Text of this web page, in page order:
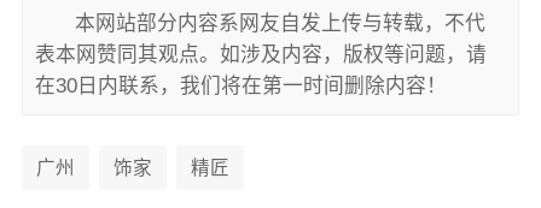
本网站部分内容系网友自发上传与转载，不代
表本网赞同其观点。如涉及内容，版权等问题，请
在30日内联系，我们将在第一时间删除内容！
广州 饰家 精匠